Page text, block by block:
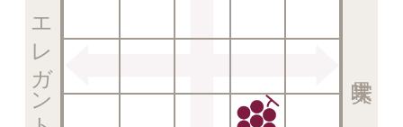
エレガント